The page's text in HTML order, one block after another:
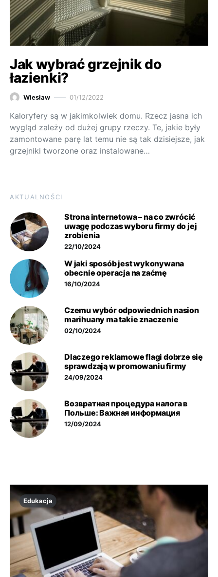
Jak wybrać grzejnik do
łazienki?
Wiesław 01/12/2022
Kaloryfery są w jakimkolwiek domu. Rzecz jasna ich
wygląd zależy od dużej grupy rzeczy. Te, jakie były
zamontowane parę lat temu nie są tak dzisiejsze, jak
grzejniki tworzone oraz instalowane…
AKTUALNOŚCI
Strona internetowa – na co zwrócić
uwagę podczas wyboru firmy do jej
zrobienia
22/10/2024
W jaki sposób jest wykonywana
obecnie operacja na zaćmę
16/10/2024
Czemu wybór odpowiednich nasion
marihuany ma takie znaczenie
02/10/2024
Dlaczego reklamowe flagi dobrze się
sprawdzają w promowaniu firmy
24/09/2024
Возвратная процедура налога в
Польше: Важная информация
12/09/2024
Edukacja